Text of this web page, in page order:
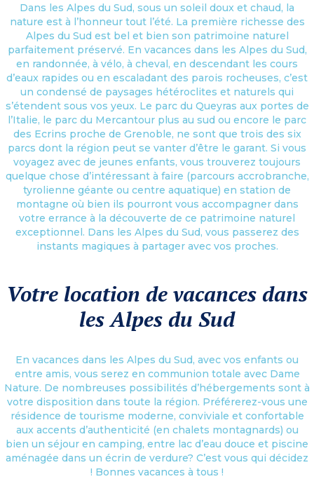
Dans les Alpes du Sud, sous un soleil doux et chaud, la
nature est à l’honneur tout l’été. La première richesse des
Alpes du Sud est bel et bien son patrimoine naturel
parfaitement préservé. En vacances dans les Alpes du Sud,
en randonnée, à vélo, à cheval, en descendant les cours
d’eaux rapides ou en escaladant des parois rocheuses, c’est
un condensé de paysages hétéroclites et naturels qui
s’étendent sous vos yeux. Le parc du Queyras aux portes de
l’Italie, le parc du Mercantour plus au sud ou encore le parc
des Ecrins proche de Grenoble, ne sont que trois des six
parcs dont la région peut se vanter d’être le garant. Si vous
voyagez avec de jeunes enfants, vous trouverez toujours
quelque chose d’intéressant à faire (parcours accrobranche,
tyrolienne géante ou centre aquatique) en station de
montagne où bien ils pourront vous accompagner dans
votre errance à la découverte de ce patrimoine naturel
exceptionnel. Dans les Alpes du Sud, vous passerez des
instants magiques à partager avec vos proches.
Votre location de vacances dans
les Alpes du Sud
En vacances dans les Alpes du Sud, avec vos enfants ou
entre amis, vous serez en communion totale avec Dame
Nature. De nombreuses possibilités d’hébergements sont à
votre disposition dans toute la région. Préférerez-vous une
résidence de tourisme moderne, conviviale et confortable
aux accents d’authenticité (en chalets montagnards) ou
bien un séjour en camping, entre lac d’eau douce et piscine
aménagée dans un écrin de verdure? C’est vous qui décidez
! Bonnes vacances à tous !